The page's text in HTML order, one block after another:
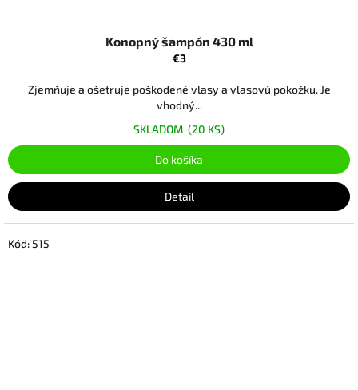
Konopný šampón 430 ml
€3
Zjemňuje a ošetruje poškodené vlasy a vlasovú pokožku. Je
vhodný...
SKLADOM (20 KS)
Do košíka
Detail
Kód: 515